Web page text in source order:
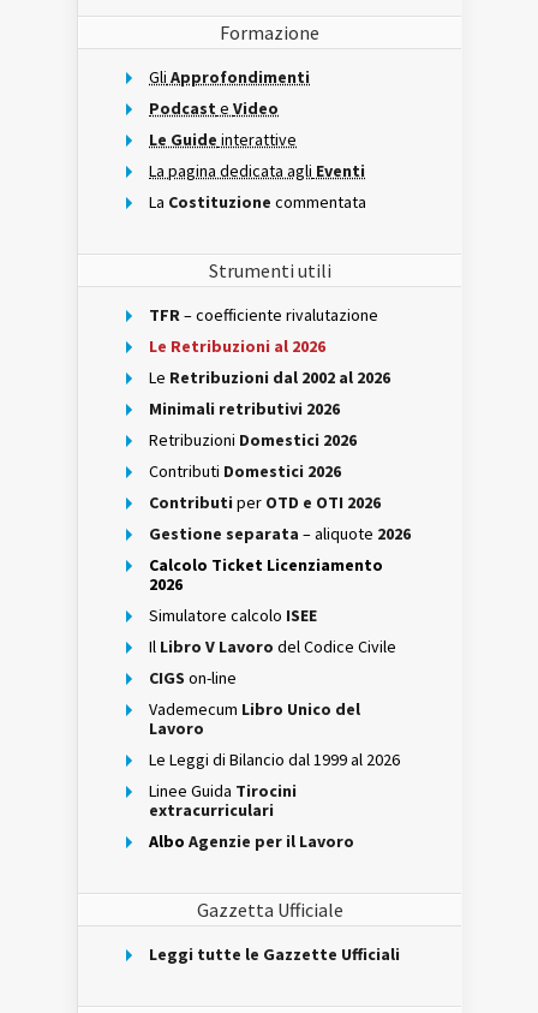
Formazione
Gli Approfondimenti
Podcast e Video
Le Guide interattive
La pagina dedicata agli Eventi
La Costituzione commentata
Strumenti utili
TFR– coefficiente rivalutazione
Le Retribuzioni al 2026
Le Retribuzioni dal 2002 al 2026
Minimali retributivi 2026
Retribuzioni Domestici 2026
Contributi Domestici 2026
Contributi per OTD e OTI 2026
Gestione separata – aliquote 2026
Calcolo Ticket Licenziamento
2026
Simulatore calcolo ISEE
Il Libro V Lavoro del Codice Civile
CIGS on-line
Vademecum Libro Unico del
Lavoro
Le Leggi di Bilancio dal 1999 al 2026
Linee Guida Tirocini
extracurriculari
Albo Agenzie per il Lavoro
Gazzetta Ufficiale
Leggi tutte le Gazzette Ufficiali